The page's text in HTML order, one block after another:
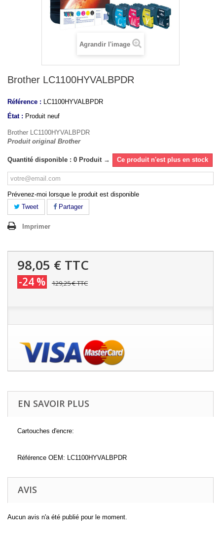
Agrandir l'image
Brother LC1100HYVALBPDR
Référence : LC1100HYVALBPDR
État : Produit neuf
Brother LC1100HYVALBPDR
Produit original Brother
Quantité disponible : 0 Produit → Ce produit n'est plus en stock
Prévenez-moi lorsque le produit est disponible
Tweet
Partager
Imprimer
98,05 € TTC
-24 % 129,25 €TTC
EN SAVOIR PLUS
Cartouches d'encre:
Référence OEM: LC1100HYVALBPDR
AVIS
Aucun avis n'a été publié pour le moment.